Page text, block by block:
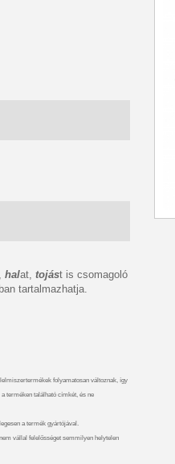
halat, tojást is csomagoló
tartalmazhatja.
folyamatosan változnak, így
terméken található címkét, és ne
a termék gyártójával.
vállal felelősséget semmilyen helytelen